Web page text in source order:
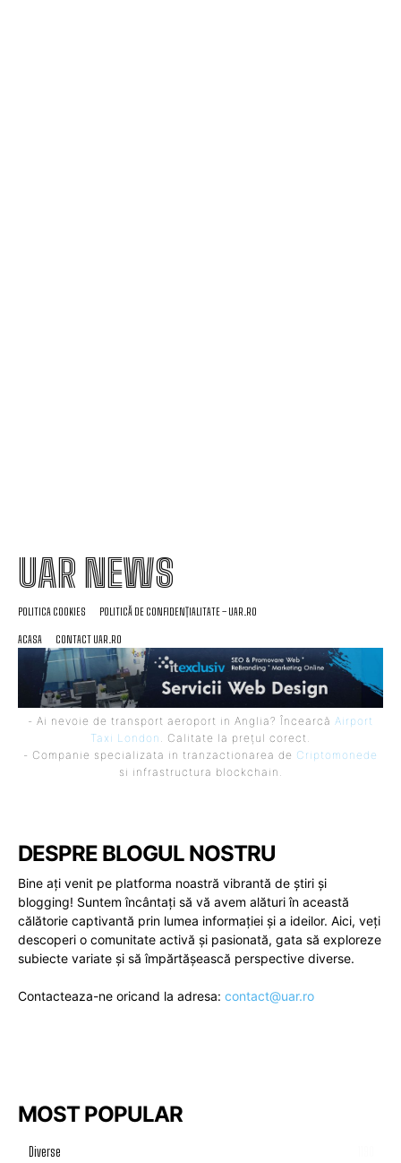
UAR NEWS
POLITICA COOKIES POLITICĂ DE CONFIDENȚIALITATE – UAR.RO
ACASA CONTACT UAR.RO
- Ai nevoie de transport aeroport in Anglia? Încearcă Airport
Taxi London
. Calitate la prețul corect.
- Companie specializata in tranzactionarea de Criptomonede
si infrastructura blockchain.
DESPRE BLOGUL NOSTRU
Bine ați venit pe platforma noastră vibrantă de știri și
blogging! Suntem încântați să vă avem alături în această
călătorie captivantă prin lumea informației și a ideilor. Aici, veți
descoperi o comunitate activă și pasionată, gata să exploreze
subiecte variate și să împărtășească perspective diverse.
Contacteaza-ne oricand la adresa: contact@uar.ro
MOST POPULAR
Diverse